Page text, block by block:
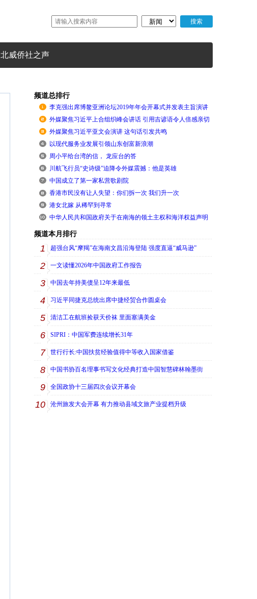
北威侨社之声
频道总排行
李克强出席博鳌亚洲论坛2019年年会开幕式并发表主旨演讲
外媒聚焦习近平上合组织峰会讲话 引用吉谚语令人倍感亲切
外媒聚焦习近平亚文会演讲 这句话引发共鸣
以现代服务业发展引领山东创富新浪潮
周小平给台湾的信， 龙应台的答
川航飞行员“史诗级”迫降令外媒震撼：他是英雄
中国成立了第一家私营歌剧院
香港市民没有让人失望：你们拆一次 我们升一次
港女北嫁 从稀罕到寻常
中华人民共和国政府关于在南海的领土主权和海洋权益声明
频道本月排行
1 超强台风“摩羯”在海南文昌沿海登陆 强度直逼“威马逊”
2 一文读懂2026年中国政府工作报告
3 中国去年持美债呈12年来最低
4 习近平同捷克总统出席中捷经贸合作圆桌会
5 清洁工在航班捡获天价袜 里面塞满美金
6 SIPRI：中国军费连续增长31年
7 世行行长:中国扶贫经验值得中等收入国家借鉴
8 中国书协百名理事书写文化经典打造中国智慧碑林翰墨街
9 全国政协十三届四次会议开幕会
10 沧州旅发大会开幕 有力推动县域文旅产业提档升级